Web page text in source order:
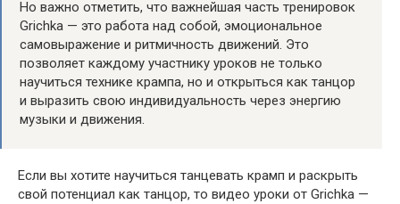
Но важно отметить, что важнейшая часть тренировок
Grichka — это работа над собой, эмоциональное
самовыражение и ритмичность движений. Это
позволяет каждому участнику уроков не только
научиться технике крампа, но и открыться как танцор
и выразить свою индивидуальность через энергию
музыки и движения.
Если вы хотите научиться танцевать крамп и раскрыть
свой потенциал как танцор, то видео уроки от Grichka —